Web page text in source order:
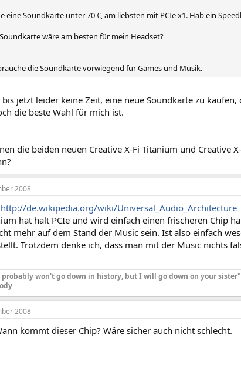
eine Soundkarte unter 70 €, am liebsten mit PCIe x1. Hab ein
wäre am besten für mein Headset?
die Soundkarte vorwiegend für Games und Musik.
jetzt leider keine Zeit, eine neue Soundkarte zu
die beste Wahl für mich ist.
die beiden neuen Creative X-Fi Titanium und Creative
2008
http://de.wikipedia.org/wiki/Universal_Audio_Architecture
hat halt PCIe und wird einfach einen frischeren Chip
mehr auf dem Stand der Music sein. Ist also einfach
Trotzdem denke ich, dass man mit der Music nichts
probably won't go down in history, but I will go down on your sister"
2008
kommt dieser Chip? Wäre sicher auch nicht schlecht.